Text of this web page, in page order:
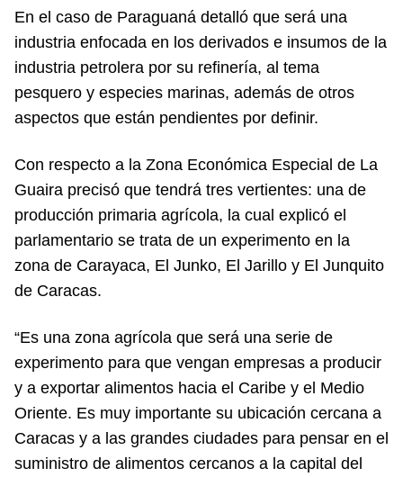
En el caso de Paraguaná detalló que será una
industria enfocada en los derivados e insumos de la
industria petrolera por su refinería, al tema
pesquero y especies marinas, además de otros
aspectos que están pendientes por definir.
Con respecto a la Zona Económica Especial de La
Guaira precisó que tendrá tres vertientes: una de
producción primaria agrícola, la cual explicó el
parlamentario se trata de un experimento en la
zona de Carayaca, El Junko, El Jarillo y El Junquito
de Caracas.
“Es una zona agrícola que será una serie de
experimento para que vengan empresas a producir
y a exportar alimentos hacia el Caribe y el Medio
Oriente. Es muy importante su ubicación cercana a
Caracas y a las grandes ciudades para pensar en el
suministro de alimentos cercanos a la capital del